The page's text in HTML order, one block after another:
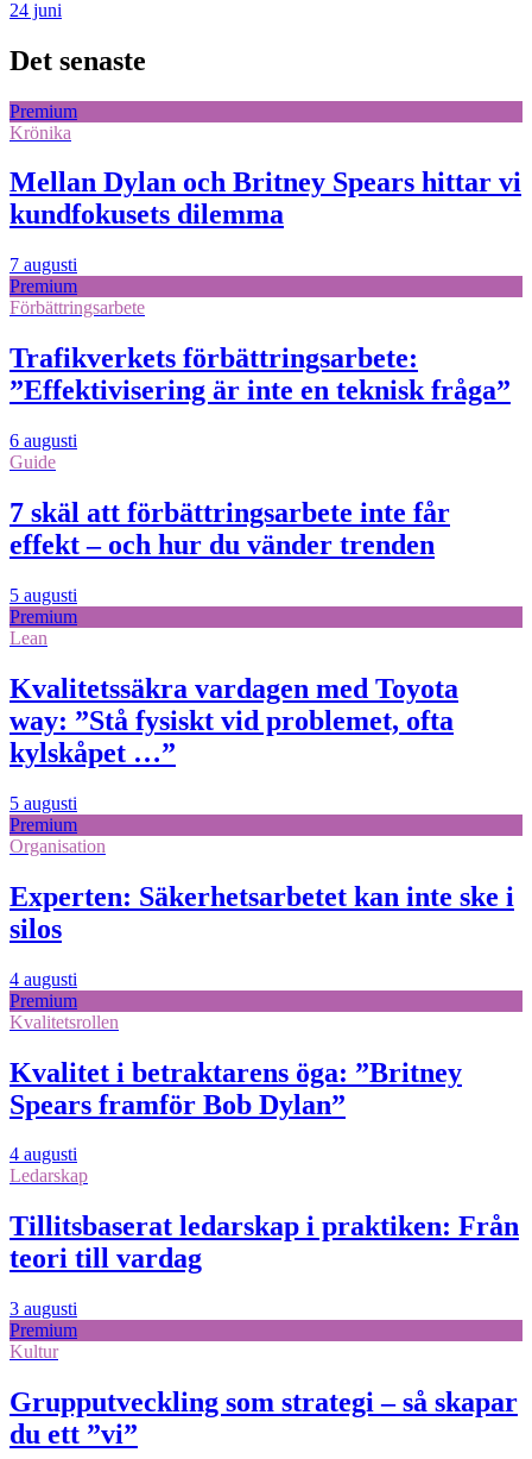
24 juni
Det senaste
Premium
Krönika
Mellan Dylan och Britney Spears hittar vi
kundfokusets dilemma
7 augusti
Premium
Förbättringsarbete
Trafikverkets förbättringsarbete:
”Effektivisering är inte en teknisk fråga”
6 augusti
Guide
7 skäl att förbättringsarbete inte får
effekt – och hur du vänder trenden
5 augusti
Premium
Lean
Kvalitetssäkra vardagen med Toyota
way: ”Stå fysiskt vid problemet, ofta
kylskåpet …”
5 augusti
Premium
Organisation
Experten: Säkerhetsarbetet kan inte ske i
silos
4 augusti
Premium
Kvalitetsrollen
Kvalitet i betraktarens öga: ”Britney
Spears framför Bob Dylan”
4 augusti
Ledarskap
Tillitsbaserat ledarskap i praktiken: Från
teori till vardag
3 augusti
Premium
Kultur
Grupputveckling som strategi – så skapar
du ett ”vi”